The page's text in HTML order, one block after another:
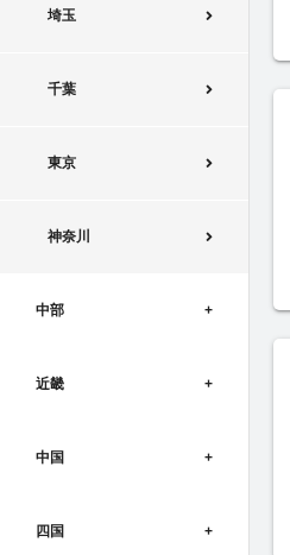
埼玉
千葉
東京
神奈川
中部
近畿
中国
四国